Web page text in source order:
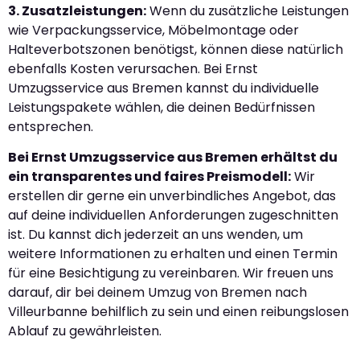
3. Zusatzleistungen:Wenn du zusätzliche Leistungen
wie Verpackungsservice, Möbelmontage oder
Halteverbotszonen benötigst, können diese natürlich
ebenfalls Kosten verursachen. Bei Ernst
Umzugsservice aus Bremen kannst du individuelle
Leistungspakete wählen, die deinen Bedürfnissen
entsprechen.
Bei Ernst Umzugsservice aus Bremen erhältst du
ein transparentes und faires Preismodell:Wir
erstellen dir gerne ein unverbindliches Angebot, das
auf deine individuellen Anforderungen zugeschnitten
ist. Du kannst dich jederzeit an uns wenden, um
weitere Informationen zu erhalten und einen Termin
für eine Besichtigung zu vereinbaren. Wir freuen uns
darauf, dir bei deinem Umzug von Bremen nach
Villeurbanne behilflich zu sein und einen reibungslosen
Ablauf zu gewährleisten.